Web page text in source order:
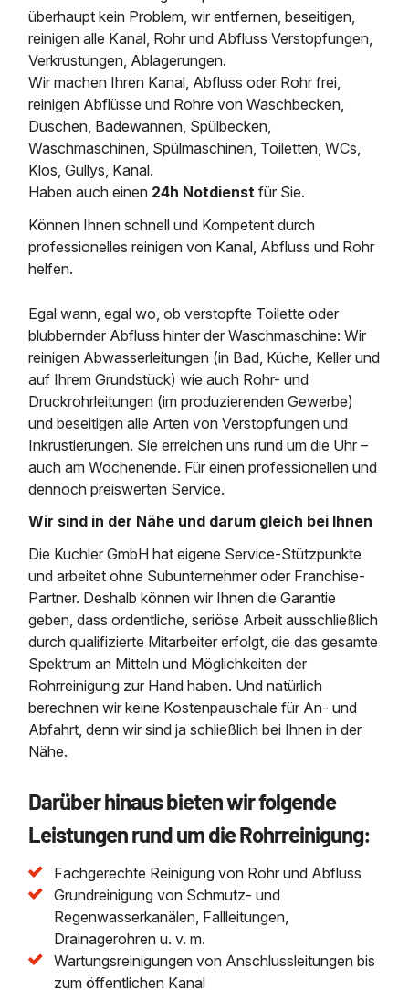
überhaupt kein Problem, wir entfernen, beseitigen,
reinigen alle Kanal, Rohr und Abfluss Verstopfungen,
Verkrustungen, Ablagerungen.
Wir machen Ihren Kanal, Abfluss oder Rohr frei,
reinigen Abflüsse und Rohre von Waschbecken,
Duschen, Badewannen, Spülbecken,
Waschmaschinen, Spülmaschinen, Toiletten, WCs,
Klos, Gullys, Kanal.
Haben auch einen 24h Notdienst für Sie.
Können Ihnen schnell und Kompetent durch
professionelles reinigen von Kanal, Abfluss und Rohr
helfen.
Egal wann, egal wo, ob verstopfte Toilette oder
blubbernder Abfluss hinter der Waschmaschine: Wir
reinigen Abwasserleitungen (in Bad, Küche, Keller und
auf Ihrem Grundstück) wie auch Rohr- und
Druckrohrleitungen (im produzierenden Gewerbe)
und beseitigen alle Arten von Verstopfungen und
Inkrustierungen. Sie erreichen uns rund um die Uhr –
auch am Wochenende. Für einen professionellen und
dennoch preiswerten Service.
Wir sind in der Nähe und darum gleich bei Ihnen
Die Kuchler GmbH hat eigene Service-Stützpunkte
und arbeitet ohne Subunternehmer oder Franchise-
Partner. Deshalb können wir Ihnen die Garantie
geben, dass ordentliche, seriöse Arbeit ausschließlich
durch qualifizierte Mitarbeiter erfolgt, die das gesamte
Spektrum an Mitteln und Möglichkeiten der
Rohrreinigung zur Hand haben. Und natürlich
berechnen wir keine Kostenpauschale für An- und
Abfahrt, denn wir sind ja schließlich bei Ihnen in der
Nähe.
Darüber hinaus bieten wir folgende
Leistungen rund um die Rohrreinigung:
Fachgerechte Reinigung von Rohr und Abfluss
Grundreinigung von Schmutz- und
Regenwasserkanälen, Fallleitungen,
Drainagerohren u. v. m.
Wartungsreinigungen von Anschlussleitungen bis
zum öffentlichen Kanal